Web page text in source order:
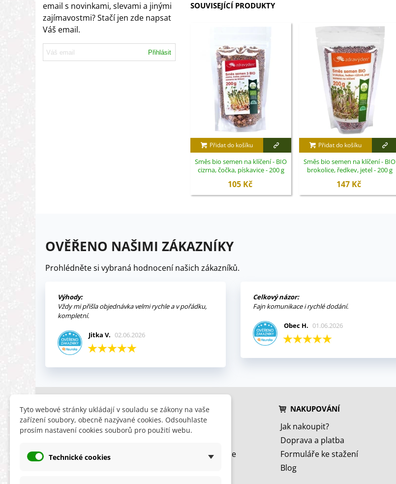
email s novinkami, slevami a jinými
zajímavostmi? Stačí jen zde napsat
Váš email.
Přihlásit
SOUVISEJÍCÍ PRODUKTY
Přidat do košíku
Směs bio semen na klíčení - BIO
cizrna, čočka, pískavice - 200 g
105 Kč
Přidat do košíku
Směs bio semen na klíčení - BIO
brokolice, ředkev, jetel - 200 g
147 Kč
OVĚŘENO NAŠIMI ZÁKAZNÍKY
Prohlédněte si vybraná hodnocení našich zákazníků.
Výhody:
Vždy mi přišla objednávka velmi rychle a v pořádku,
kompletní.
Jitka V. 02.06.2026
Celkový názor:
Fajn komunikace i rychlé dodání.
Obec H. 01.06.2026
INFORMACE
Obchodní podmínky
Ochrana osobních údajů
HLEDÁTE
Slevy
Nyní doporučujeme
NAKUPOVÁNÍ
Jak nakoupit?
Doprava a platba
Formuláře ke stažení
Blog
Tyto webové stránky ukládají v souladu se zákony na vaše
zařízení soubory, obecně nazývané cookies. Odsouhlaste
prosím nastavení cookies souborů pro použití webu.
Technické cookies